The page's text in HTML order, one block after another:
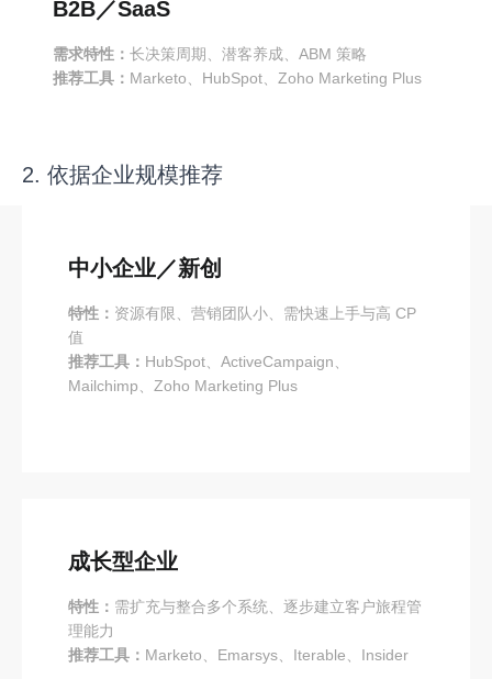
B2B／SaaS
需求特性：长决策周期、潜客养成、ABM 策略
推荐工具： Marketo、HubSpot、Zoho Marketing Plus
2. 依据企业规模推荐
中小企业／新创
特性： 资源有限、营销团队小、需快速上手与高 CP
值
推荐工具： HubSpot、ActiveCampaign、
Mailchimp、Zoho Marketing Plus
成长型企业
特性： 需扩充与整合多个系统、逐步建立客户旅程管
理能力
推荐工具： Marketo、Emarsys、Iterable、Insider